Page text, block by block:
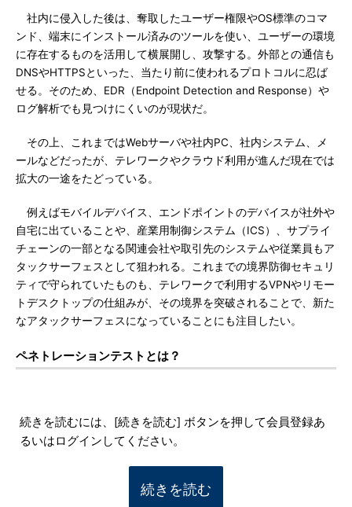
社内に侵入した後は、奪取したユーザー権限やOS標準のコマ
ンド、端末にインストール済みのツールを使い、ユーザーの環境
に存在するものを活用して横展開し、攻撃する。外部との通信も
DNSやHTTPSといった、当たり前に使われるプロトコルに忍ば
せる。そのため、EDR（Endpoint Detection and Response）や
ログ解析でも見つけにくいのが現状だ。
その上、これまではWebサーバや社内PC、社内システム、メ
ールなどだったが、テレワークやクラウド利用が進んだ現在では
拡大の一途をたどっている。
例えばモバイルデバイス、エンドポイントのデバイスが社外や
自宅に出ていることや、産業用制御システム（ICS）、サプライ
チェーンの一部となる関連会社や取引先のシステムや従業員もア
タックサーフェスとして狙われる。これまでの境界防御セキュリ
ティで守られていたものも、テレワークで利用するVPNやリモー
トデスクトップの仕組みが、その境界を突破されることで、新た
なアタックサーフェスになっていることにも注目したい。
ペネトレーションテストとは？
続きを読むには、[続きを読む] ボタンを押して会員登録あ
るいはログインしてください。
続きを読む